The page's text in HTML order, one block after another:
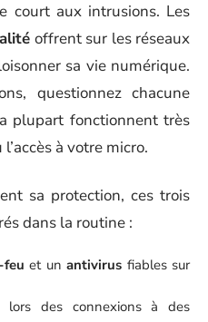
court aux intrusions. Les
offrent sur les réseaux
sa vie numérique.
questionnez chacune
plupart fonctionnent très
à votre micro.
sa protection, ces trois
dans la routine :
feu et unantivirus fiables sur
lors des connexions à des